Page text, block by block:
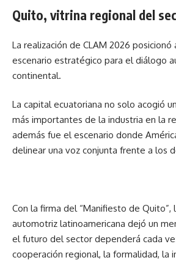
Quito, vitrina regional del
La realización de CLAM 2026
escenario estratégico para el diálogo
continental.
La capital ecuatoriana no solo acogió
más importantes de la industria en la
además fue el escenario donde
delinear una voz conjunta frente a los
Con la firma del “Manifiesto de Quito”,
automotriz latinoamericana dejó un
el futuro del sector dependerá cada
cooperación regional, la formalidad, la